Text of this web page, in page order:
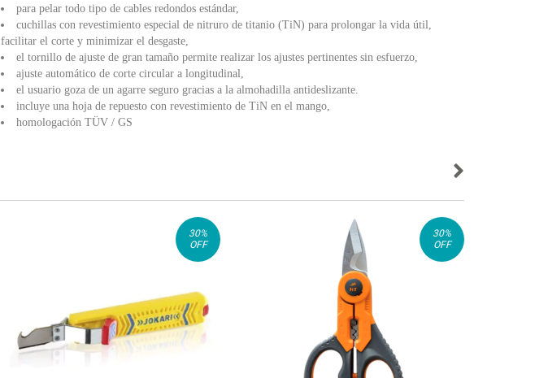
para pelar todo tipo de cables redondos estándar,
cuchillas con revestimiento especial de nitruro de titanio (TiN) para prolongar la vida útil,
facilitar el corte y minimizar el desgaste,
el tornillo de ajuste de gran tamaño permite realizar los ajustes pertinentes sin esfuerzo,
ajuste automático de corte circular a longitudinal,
el usuario goza de un agarre seguro gracias a la almohadilla antideslizante.
incluye una hoja de repuesto con revestimiento de TiN en el mango,
homologación TÜV / GS
30%
OFF
30%
OFF